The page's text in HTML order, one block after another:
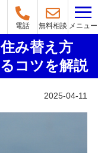
電話 無料相談 メニュー
み替え方
コツを解説
2025-04-11